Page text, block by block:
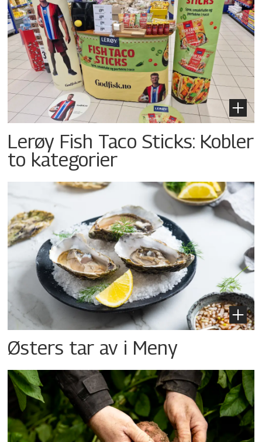
Lerøy Fish Taco Sticks: Kobler
to kategorier
Østers tar av i Meny